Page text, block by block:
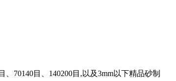
70140目、140200目,以及3mm以下精品砂制